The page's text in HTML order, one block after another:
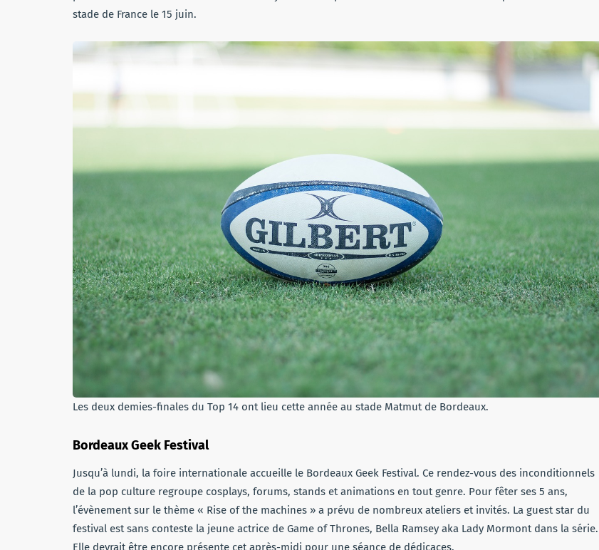
stade de France le 15 juin.
Les deux demies-finales du Top 14 ont lieu cette année au stade Matmut de Bordeaux.
Bordeaux Geek Festival
Jusqu’à lundi, la foire internationale accueille le Bordeaux Geek Festival. Ce rendez-vous des inconditionnels
de la pop culture regroupe cosplays, forums, stands et animations en tout genre. Pour fêter ses 5 ans,
l’évènement sur le thème « Rise of the machines » a prévu de nombreux ateliers et invités. La guest star du
festival est sans conteste la jeune actrice de Game of Thrones, Bella Ramsey aka Lady Mormont dans la série.
Elle devrait être encore présente cet après-midi pour une séance de dédicaces.